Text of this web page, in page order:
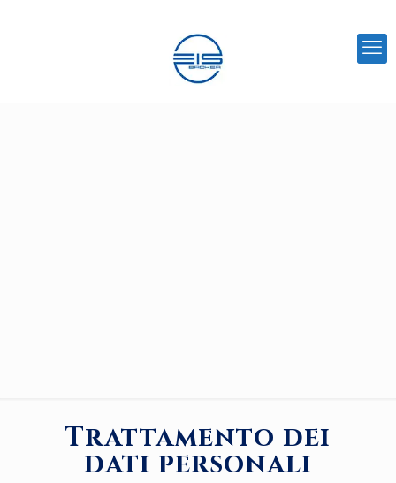
Trattamento dei
dati personali